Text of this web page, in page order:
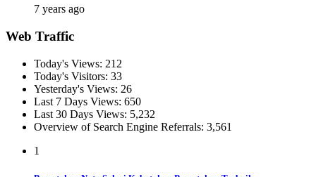
7 years ago
Web Traffic
Today's Views: 212
Today's Visitors: 33
Yesterday's Views: 26
Last 7 Days Views: 650
Last 30 Days Views: 5,232
Overview of Search Engine Referrals: 3,561
1